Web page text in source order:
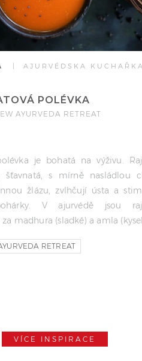
| AJURVÉDSKA KUCHAŘKA
POLÉVKA
AYURVEDA RETREAT
je bohatá na výživu.
šťavnatá, s mírně nasládlou
žlázu, zvlhčují ústa a
V ajurvédě jsou
madhura (sladké) a amla
RETREAT
VÍCE INSPIRACE